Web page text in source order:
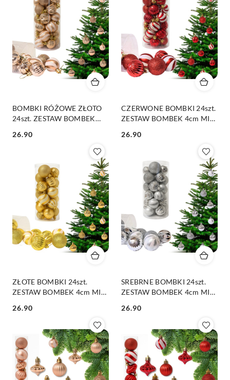
BOMBKI RÓŻOWE ZŁOTO
24szt. ZESTAW BOMBEK
Cena:
26.90
CZERWONE BOMBKI 24szt.
ZESTAW BOMBEK 4cm MIX
Cena:
26.90
ZŁOTE BOMBKI 24szt.
ZESTAW BOMBEK 4cm MIX
Cena:
26.90
SREBRNE BOMBKI 24szt.
ZESTAW BOMBEK 4cm MIX
Cena:
26.90